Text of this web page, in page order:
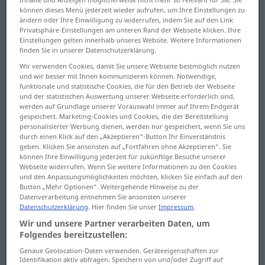
Übersicht aller Übersetzungen
(Für mehr Details die Übersetzung anklicken/antippen)
Ordner
Aktendeckel, AktenUmschlag, Mappe
Faltender
zusammenfaltbare Druckschrift, Faltprospekt,
Broschüre
Bördel-, Faltmaschine
Falzbein, PapierFalzmaschine
können dieses Menü jederzeit wieder aufrufen, um Ihre Einstellungen zu
ändern oder Ihre Einwilligung zu widerrufen, indem Sie auf den Link
Privatsphäre-Einstellungen am unteren Rand der Webseite klicken. Ihre
Einstellungen gelten innerhalb unseres Website. Weitere Informationen
finden Sie in unserer Datenschutzerklärung.
Wir verwenden Cookies, damit Sie unsere Webseite bestmöglich nutzen
und wir besser mit Ihnen kommunizieren können. Notwendige,
funktionale und statistische Cookies, die für den Betrieb der Webseite
und der statistischen Auswertung unserer Webseite erforderlich sind,
werden auf Grundlage unserer Vorauswahl immer auf Ihrem Endgerät
gespeichert. Marketing-Cookies und Cookies, die der Bereitstellung
personalisierter Werbung dienen, werden nur gespeichert, wenn Sie uns
durch einen Klick auf den „Akzeptieren“-Button Ihr Einverständnis
geben. Klicken Sie ansonsten auf „Fortfahren ohne Akzeptieren“. Sie
können Ihre Einwilligung jederzeit für zukünftige Besuche unserer
Webseite widerrufen. Wenn Sie weitere Informationen zu den Cookies
und den Anpassungsmöglichkeiten möchten, klicken Sie einfach auf den
Button „Mehr Optionen“. Weitergehende Hinweise zu der
Datenverarbeitung entnehmen Sie ansonsten unserer
Datenschutzerklärung. Hier finden Sie unserImpressum.
Wir und unsere Partner verarbeiten Daten, um
Folgendes bereitzustellen:
Genaue Geolocation-Daten verwenden. Geräteeigenschaften zur
Identifikation aktiv abfragen. Speichern von und/oder Zugriff auf